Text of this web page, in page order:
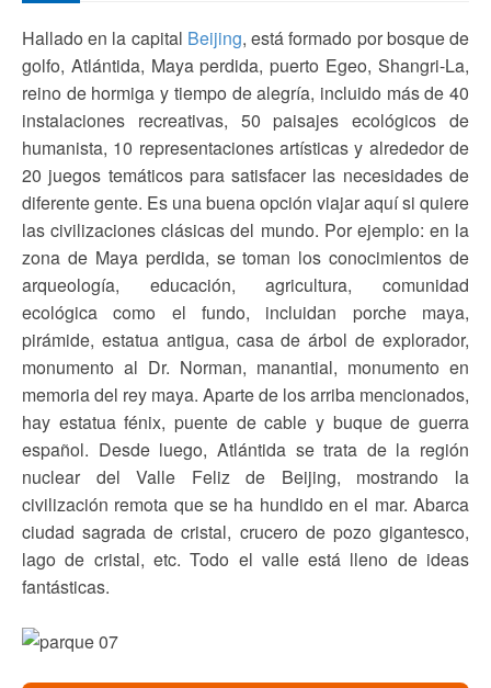
Hallado en la capital Beijing, está formado por bosque de
golfo, Atlántida, Maya perdida, puerto Egeo, Shangri-La,
reino de hormiga y tiempo de alegría, incluido más de 40
instalaciones recreativas, 50 paisajes ecológicos de
humanista, 10 representaciones artísticas y alrededor de
20 juegos temáticos para satisfacer las necesidades de
diferente gente. Es una buena opción viajar aquí si quiere
las civilizaciones clásicas del mundo. Por ejemplo: en la
zona de Maya perdida, se toman los conocimientos de
arqueología, educación, agricultura, comunidad
ecológica como el fundo, incluidan porche maya,
pirámide, estatua antigua, casa de árbol de explorador,
monumento al Dr. Norman, manantial, monumento en
memoria del rey maya. Aparte de los arriba mencionados,
hay estatua fénix, puente de cable y buque de guerra
español. Desde luego, Atlántida se trata de la región
nuclear del Valle Feliz de Beijing, mostrando la
civilización remota que se ha hundido en el mar. Abarca
ciudad sagrada de cristal, crucero de pozo gigantesco,
lago de cristal, etc. Todo el valle está lleno de ideas
fantásticas.